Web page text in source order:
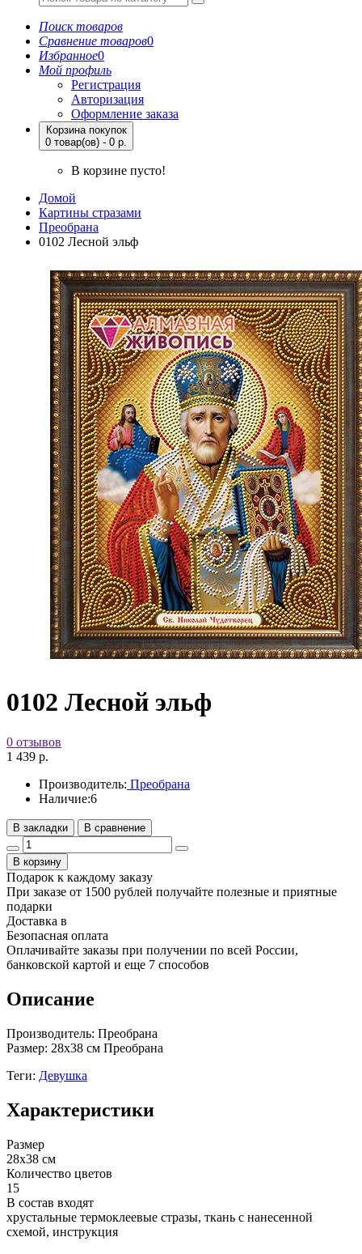
Поиск товаров
Сравнение товаров0
Избранное0
Мой профиль
Регистрация
Авторизация
Оформление заказа
Корзина покупок
0 товар(ов) - 0 р.
В корзине пусто!
Домой
Картины стразами
Преобрана
0102 Лесной эльф
0102 Лесной эльф
0 отзывов
1 439 р.
Производитель: Преобрана
Наличие:6
В закладки В сравнение
В корзину
Подарок к каждому заказу
При заказе от 1500 рублей получайте полезные и приятные
подарки
Доставка в
Безопасная оплата
Оплачивайте заказы при получении по всей России,
банковской картой и еще 7 cпособов
Описание
Производитель: Преобрана
Размер: 28х38 см Преобрана
Теги: Девушка
Характеристики
Размер
28х38 см
Количество цветов
15
В состав входят
хрустальные термоклеевые стразы, ткань с нанесенной
схемой, инструкция